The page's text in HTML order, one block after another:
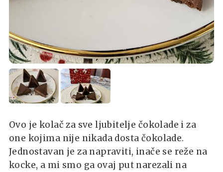
Ovo je kolač za sve ljubitelje čokolade i za
one kojima nije nikada dosta čokolade.
Jednostavan je za napraviti, inače se reže na
kocke, a mi smo ga ovaj put narezali na